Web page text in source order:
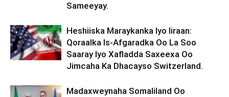
Sameeyay.
Heshiiska Maraykanka Iyo Iiraan:
Qoraalka Is-Afgaradka Oo La Soo
Saaray Iyo Xafladda Saxeexa Oo
Jimcaha Ka Dhacayso Switzerland.
Madaxweynaha Somaliland Oo